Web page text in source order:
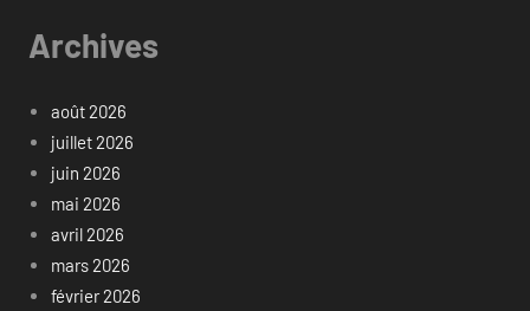
Archives
août 2026
juillet 2026
juin 2026
mai 2026
avril 2026
mars 2026
février 2026